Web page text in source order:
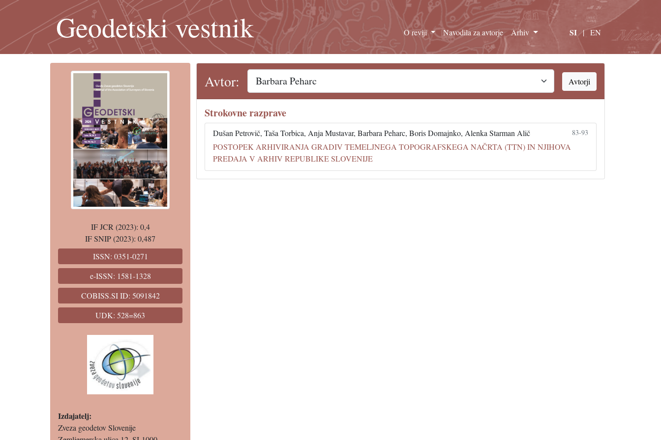
Geodetski vestnik O reviji Navodila za avtorje Arhiv SI | EN
IF JCR (2023): 0,4
IF SNIP (2023): 0,487
ISSN: 0351-0271
e-ISSN: 1581-1328
COBISS.SI ID: 5091842
UDK: 528=863
Izdajatelj:
Zveza geodetov Slovenije
Avtor: Avtorji
Strokovne razprave
Dušan Petrovič, Taša Torbica, Anja Mustavar, Barbara Peharc, Boris Domajnko, Alenka Starman Alič 83-93
POSTOPEK ARHIVIRANJA GRADIV TEMELJNEGA TOPOGRAFSKEGA NAČRTA (TTN) IN NJIHOVA
PREDAJA V ARHIV REPUBLIKE SLOVENIJE